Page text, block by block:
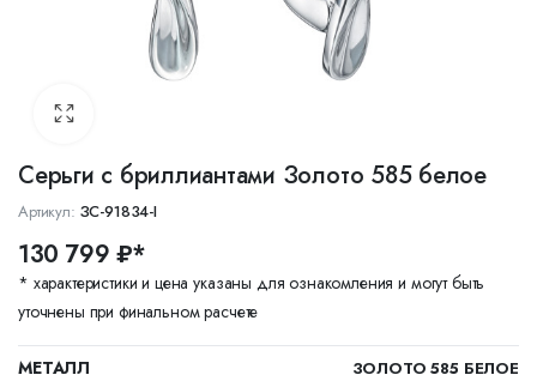
Серьги с бриллиантами Золото 585 белое
Артикул: ЗС-91834-I
130 799 ₽*
* характеристики и цена указаны для ознакомления и могут быть
уточнены при финальном расчете
МЕТАЛЛ ЗОЛОТО 585 БЕЛОЕ